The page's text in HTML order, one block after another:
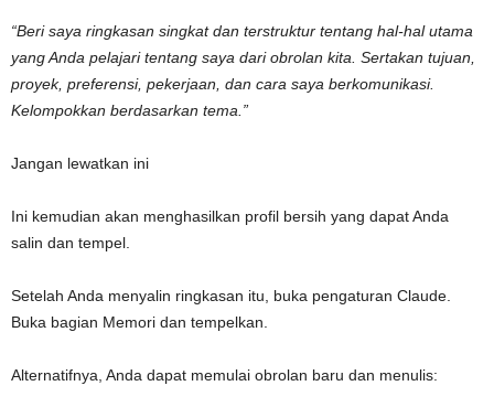
“Beri saya ringkasan singkat dan terstruktur tentang hal-hal utama
yang Anda pelajari tentang saya dari obrolan kita. Sertakan tujuan,
proyek, preferensi, pekerjaan, dan cara saya berkomunikasi.
Kelompokkan berdasarkan tema.”
Jangan lewatkan ini
Ini kemudian akan menghasilkan profil bersih yang dapat Anda
salin dan tempel.
Setelah Anda menyalin ringkasan itu, buka pengaturan Claude.
Buka bagian Memori dan tempelkan.
Alternatifnya, Anda dapat memulai obrolan baru dan menulis: